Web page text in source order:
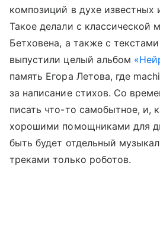
композиций в духе известных
Такое делали с классической
Бетховена, а также с
выпустили целый альбом
память Егора Летова, где
за написание стихов. Со
писать что-то самобытное, и,
хорошими помощниками для
быть будет отдельный
треками только роботов.